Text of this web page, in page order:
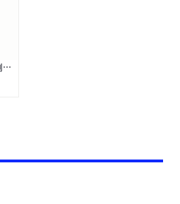
７日でできるキャラクター創作入門